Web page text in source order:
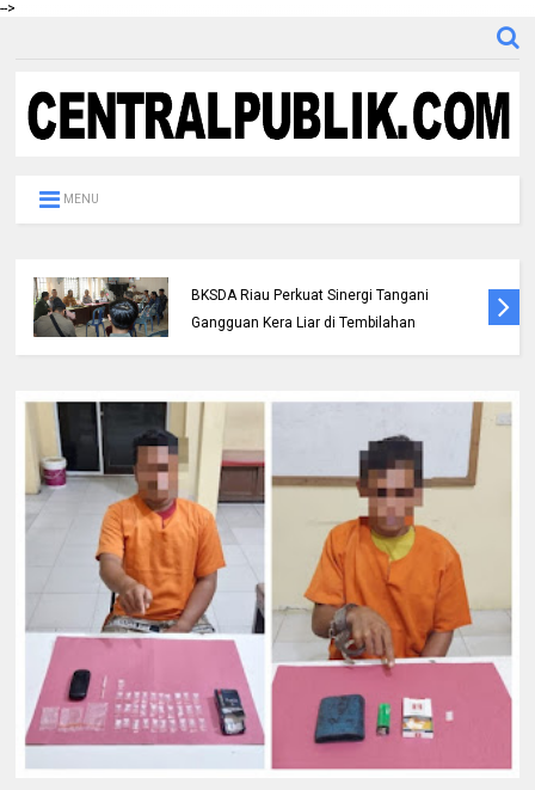
-->
MENU
BKSDA Riau Perkuat Sinergi Tangani
Gangguan Kera Liar di Tembilahan